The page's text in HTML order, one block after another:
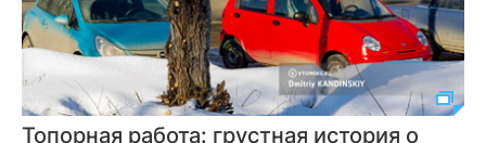
Топорная работа: грустная история о